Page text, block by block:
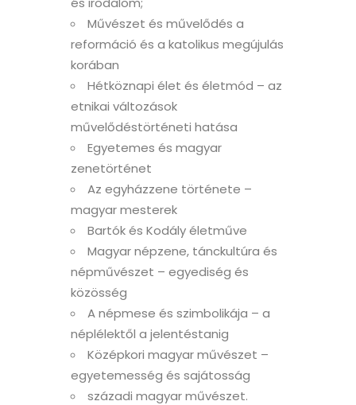
Művészet és művelődés a
reformáció és a katolikus megújulás
korában
Hétköznapi élet és életmód – az
etnikai változások
művelődéstörténeti hatása
Egyetemes és magyar
zenetörténet
Az egyházzene története –
magyar mesterek
Bartók és Kodály életműve
Magyar népzene, tánckultúra és
népművészet – egyediség és
közösség
A népmese és szimbolikája – a
néplélektől a jelentéstanig
Középkori magyar művészet –
egyetemesség és sajátosság
századi magyar művészet.